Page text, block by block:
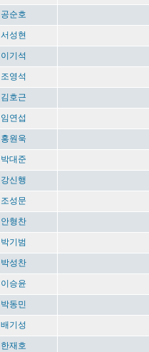
공순호
서성현
이기석
조영석
김호근
임연섭
홍원욱
박대준
강신행
조성문
안형찬
박기범
박성찬
이승윤
박동민
배기성
한재호